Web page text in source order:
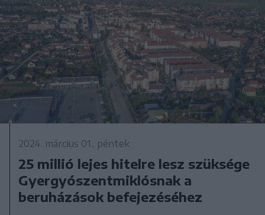
2024. március 01., péntek
25 millió lejes hitelre lesz szüksége
Gyergyószentmiklósnak a
beruházások befejezéséhez